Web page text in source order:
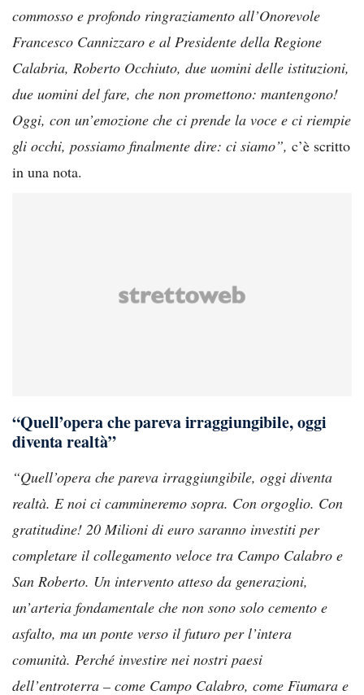
commosso e profondo ringraziamento all’Onorevole
Francesco Cannizzaro e al Presidente della Regione
Calabria, Roberto Occhiuto, due uomini delle istituzioni,
due uomini del fare, che non promettono: mantengono!
Oggi, con un’emozione che ci prende la voce e ci riempie
gli occhi, possiamo finalmente dire: ci siamo”, c’è scritto
in una nota.
“Quell’opera che pareva irraggiungibile, oggi
diventa realtà”
“Quell’opera che pareva irraggiungibile, oggi diventa
realtà. E noi ci cammineremo sopra. Con orgoglio. Con
gratitudine! 20 Milioni di euro saranno investiti per
completare il collegamento veloce tra Campo Calabro e
San Roberto. Un intervento atteso da generazioni,
un’arteria fondamentale che non sono solo cemento e
asfalto, ma un ponte verso il futuro per l’intera
comunità. Perché investire nei nostri paesi
dell’entroterra – come Campo Calabro, come Fiumara e